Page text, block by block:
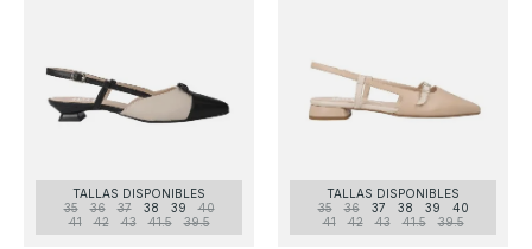
TALLAS DISPONIBLES
35
36 37 38 39
40
41
42 43 41.5 39.5
TALLAS DISPONIBLES
35
36 37 38 39
40
41
42 43 41.5 39.5